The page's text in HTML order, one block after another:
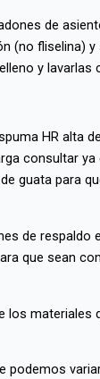
de
(no fliselina) y
y lavarlas
HR alta
consultar
guata para
de respaldo
que sean
los materiales
podemos